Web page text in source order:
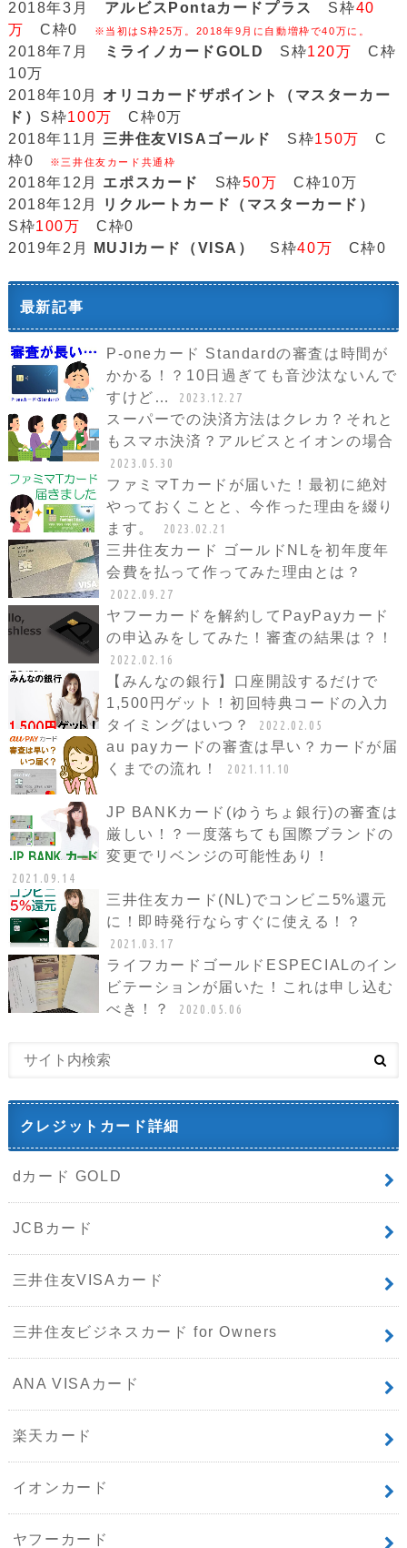
2018年3月 アルビスPontaカードプラス S枠40
万 C枠0 ※当初はS枠25万。2018年9月に自動増枠で40万に。
2018年7月 ミライノカードGOLD S枠120万 C枠
10万
2018年10月 オリコカードザポイント（マスターカー
ド） S枠100万
C枠0万
2018年11月 三井住友VISAゴールド S枠150万
C
枠0
※三井住友カード共通枠
2018年12月 エポスカード S枠50万 C枠10万
2018年12月
リクルートカード（マスターカード）
S枠100万 C枠0
2019年2月
MUJIカード（VISA） S枠40万 C枠0
最新記事
P-oneカード Standardの審査は時間が
かかる！？10日過ぎても音沙汰ないんで
すけど…
2023.12.27
スーパーでの決済方法はクレカ？それと
もスマホ決済？アルビスとイオンの場合
2023.05.30
ファミマTカードが届いた！最初に絶対
やっておくことと、今作った理由を綴り
ます。
2023.02.21
三井住友カード ゴールドNLを初年度年
会費を払って作ってみた理由とは？
2022.09.27
ヤフーカードを解約してPayPayカード
の申込みをしてみた！審査の結果は？！
2022.02.16
【みんなの銀行】口座開設するだけで
1,500円ゲット！初回特典コードの入力
タイミングはいつ？
2022.02.05
au payカードの審査は早い？カードが届
くまでの流れ！
2021.11.10
JP BANKカード(ゆうちょ銀行)の審査は
厳しい！？一度落ちても国際ブランドの
変更でリベンジの可能性あり！
2021.09.14
三井住友カード(NL)でコンビニ5%還元
に！即時発行ならすぐに使える！？
2021.03.17
ライフカードゴールドESPECIALのイン
ビテーションが届いた！これは申し込む
べき！？
2020.05.06
クレジットカード詳細
dカード GOLD
JCBカード
三井住友VISAカード
三井住友ビジネスカード for Owners
ANA VISAカード
楽天カード
イオンカード
ヤフーカード